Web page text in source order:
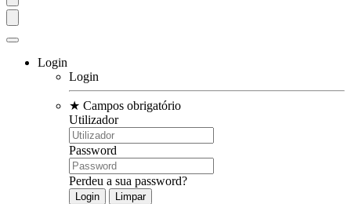
Login
Login
★ Campos obrigatório
Utilizador
Password
Perdeu a sua password?